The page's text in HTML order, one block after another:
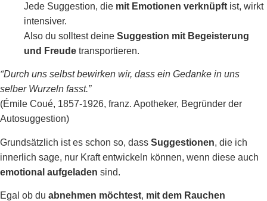
Jede Suggestion, die mit Emotionen verknüpft ist, wirkt
intensiver.
Also du solltest deine Suggestion mit Begeisterung
und Freude transportieren.
“Durch uns selbst bewirken wir, dass ein Gedanke in uns
selber Wurzeln fasst.”
(Émile Coué, 1857-1926, franz. Apotheker, Begründer der
Autosuggestion)
Grundsätzlich ist es schon so, dass Suggestionen, die ich
innerlich sage, nur Kraft entwickeln können, wenn diese auch
emotional aufgeladen sind.
Egal ob du abnehmen möchtest, mit dem Rauchen